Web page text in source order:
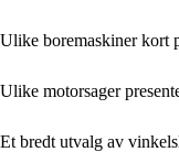
Ulike boremaskiner kort
Ulike motorsager
Et bredt utvalg av